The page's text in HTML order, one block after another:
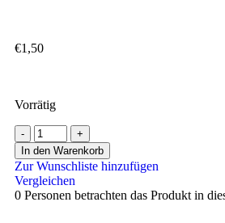
€1,50
Vorrätig
In den Warenkorb
Zur Wunschliste hinzufügen
Vergleichen
0 Personen betrachten das Produkt in